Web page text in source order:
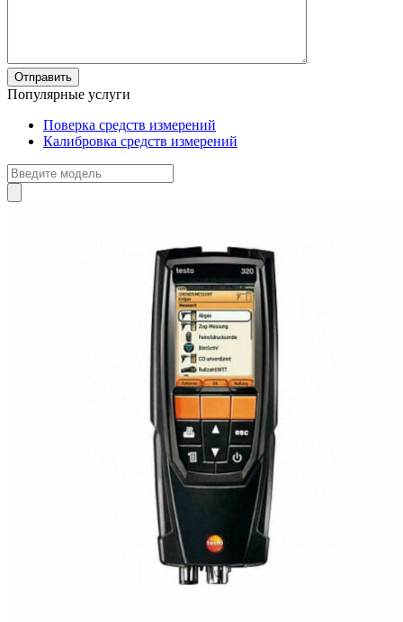
Популярные услуги
Поверка средств измерений
Калибровка средств измерений